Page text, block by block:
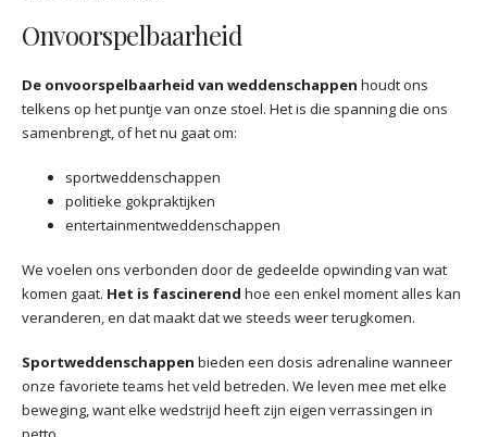
Onvoorspelbaarheid
De onvoorspelbaarheid van weddenschappen houdt ons
telkens op het puntje van onze stoel. Het is die spanning die ons
samenbrengt, of het nu gaat om:
sportweddenschappen
politieke gokpraktijken
entertainmentweddenschappen
We voelen ons verbonden door de gedeelde opwinding van wat
komen gaat. Het is fascinerend hoe een enkel moment alles kan
veranderen, en dat maakt dat we steeds weer terugkomen.
Sportweddenschappen bieden een dosis adrenaline wanneer
onze favoriete teams het veld betreden. We leven mee met elke
beweging, want elke wedstrijd heeft zijn eigen verrassingen in